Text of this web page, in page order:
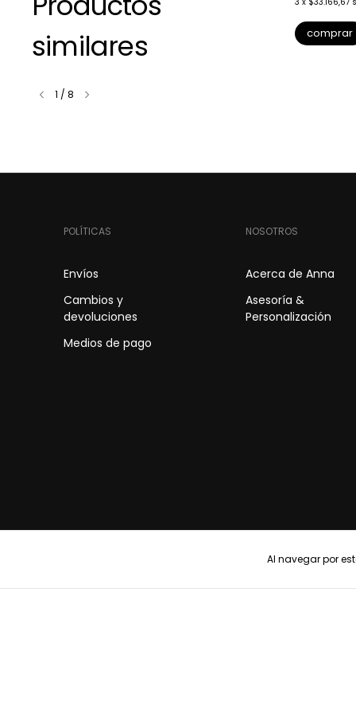
Al navegar por
similares
1 / 8
comprar
POLÍTICAS
Envíos
Cambios y
devoluciones
Medios de pago
NOSOTROS
Acerca de Anna
Asesoría &
Personalización